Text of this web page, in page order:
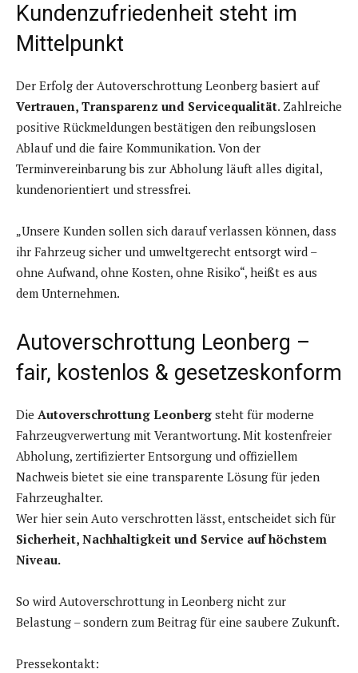
Kundenzufriedenheit steht im
Mittelpunkt
Der Erfolg der Autoverschrottung Leonberg basiert auf
Vertrauen, Transparenz und Servicequalität. Zahlreiche
positive Rückmeldungen bestätigen den reibungslosen
Ablauf und die faire Kommunikation. Von der
Terminvereinbarung bis zur Abholung läuft alles digital,
kundenorientiert und stressfrei.
„Unsere Kunden sollen sich darauf verlassen können, dass
ihr Fahrzeug sicher und umweltgerecht entsorgt wird –
ohne Aufwand, ohne Kosten, ohne Risiko“, heißt es aus
dem Unternehmen.
Autoverschrottung Leonberg –
fair, kostenlos & gesetzeskonform
Die Autoverschrottung Leonberg steht für moderne
Fahrzeugverwertung mit Verantwortung. Mit kostenfreier
Abholung, zertifizierter Entsorgung und offiziellem
Nachweis bietet sie eine transparente Lösung für jeden
Fahrzeughalter.
Wer hier sein Auto verschrotten lässt, entscheidet sich für
Sicherheit, Nachhaltigkeit und Service auf höchstem
Niveau.
So wird Autoverschrottung in Leonberg nicht zur
Belastung – sondern zum Beitrag für eine saubere Zukunft.
Pressekontakt: